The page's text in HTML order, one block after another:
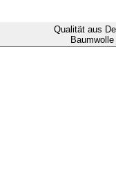
Qualität aus